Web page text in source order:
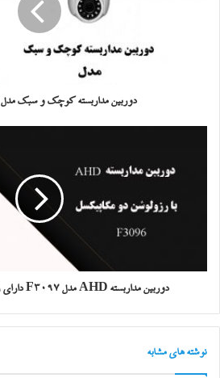
دوربین مداربسته کوچک و سبک مدل FW-D216
دوربین مداربسته AHD مدل F3097 دارای رزولوشن دو مگاپیکسلی
نوشته های مشابه